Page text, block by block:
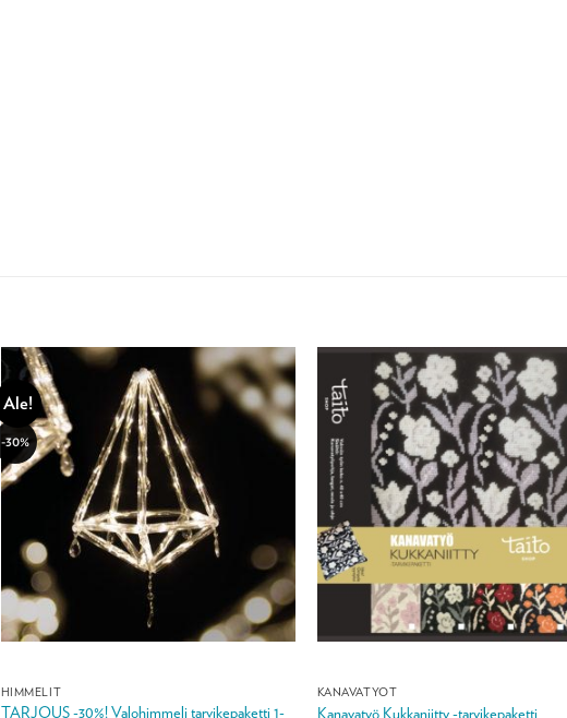
Ale!
-30%
HIMMELIT
TARJOUS -30%! Valohimmeli tarvikepaketti 1-
KANAVATYÖT
Kanavatyö Kukkaniitty -tarvikepaketti